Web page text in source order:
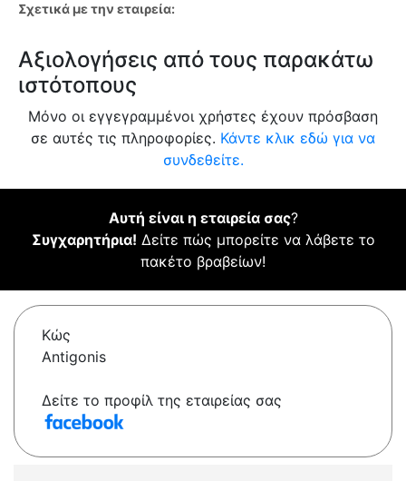
Σχετικά με την εταιρεία:
Αξιολογήσεις από τους παρακάτω
ιστότοπους
Μόνο οι εγγεγραμμένοι χρήστες έχουν πρόσβαση
σε αυτές τις πληροφορίες. Κάντε κλικ εδώ για να
συνδεθείτε.
Αυτή είναι η εταιρεία σας?
Συγχαρητήρια! Δείτε πώς μπορείτε να λάβετε το
πακέτο βραβείων!
Κώς
Antigonis
Δείτε το προφίλ της εταιρείας σας